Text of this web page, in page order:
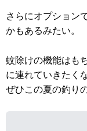
さらにオプション
かもあるみたい。
蚊除けの機能はも
に連れていきたく
ぜひこの夏の釣り